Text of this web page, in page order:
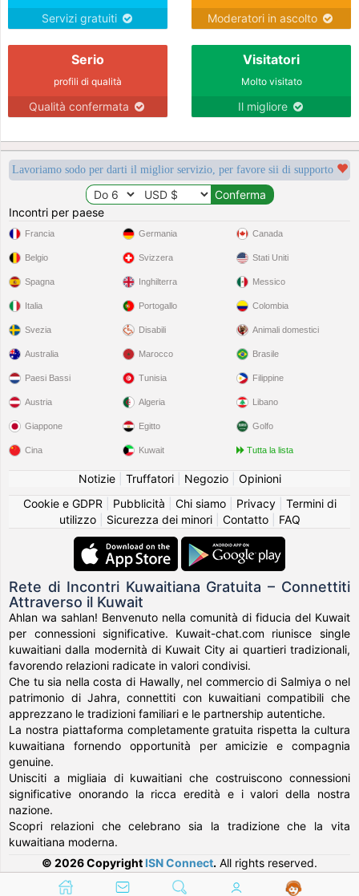
Servizi gratuiti Moderatori in ascolto
Serio
profili di qualità
Qualità confermata
Visitatori
Molto visitato
Il migliore
Lavoriamo sodo per darti il miglior servizio, per favore sii di supporto
Incontri per paese
Francia
Belgio
Spagna
Italia
Svezia
Germania
Svizzera
Inghilterra
Portogallo
Disabili
Canada
Stati Uniti
Messico
Colombia
Animali domestici
Australia
Paesi Bassi
Austria
Giappone
Cina
Marocco
Tunisia
Algeria
Egitto
Kuwait
Brasile
Filippine
Libano
Golfo
Tutta la lista
Notizie| Truffatori| Negozio| Opinioni
Cookie e GDPR
Pubblicità Chi siamo| Privacy| Termini di
utilizzo| Sicurezza dei minori| Contatto| FAQ
Rete di Incontri Kuwaitiana Gratuita – Connettiti
Attraverso il Kuwait
Ahlan wa sahlan! Benvenuto nella comunità di fiducia del Kuwait
per connessioni significative. Kuwait-chat.com riunisce single
kuwaitiani dalla modernità di Kuwait City ai quartieri tradizionali,
favorendo relazioni radicate in valori condivisi.
Che tu sia nella costa di Hawally, nel commercio di Salmiya o nel
patrimonio di Jahra, connettiti con kuwaitiani compatibili che
apprezzano le tradizioni familiari e le partnership autentiche.
La nostra piattaforma completamente gratuita rispetta la cultura
kuwaitiana fornendo opportunità per amicizie e compagnia
genuine.
Unisciti a migliaia di kuwaitiani che costruiscono connessioni
significative onorando la ricca eredità e i valori della nostra
nazione.
Scopri relazioni che celebrano sia la tradizione che la vita
kuwaitiana moderna.
© 2026 Copyright ISN Connect. All rights reserved.